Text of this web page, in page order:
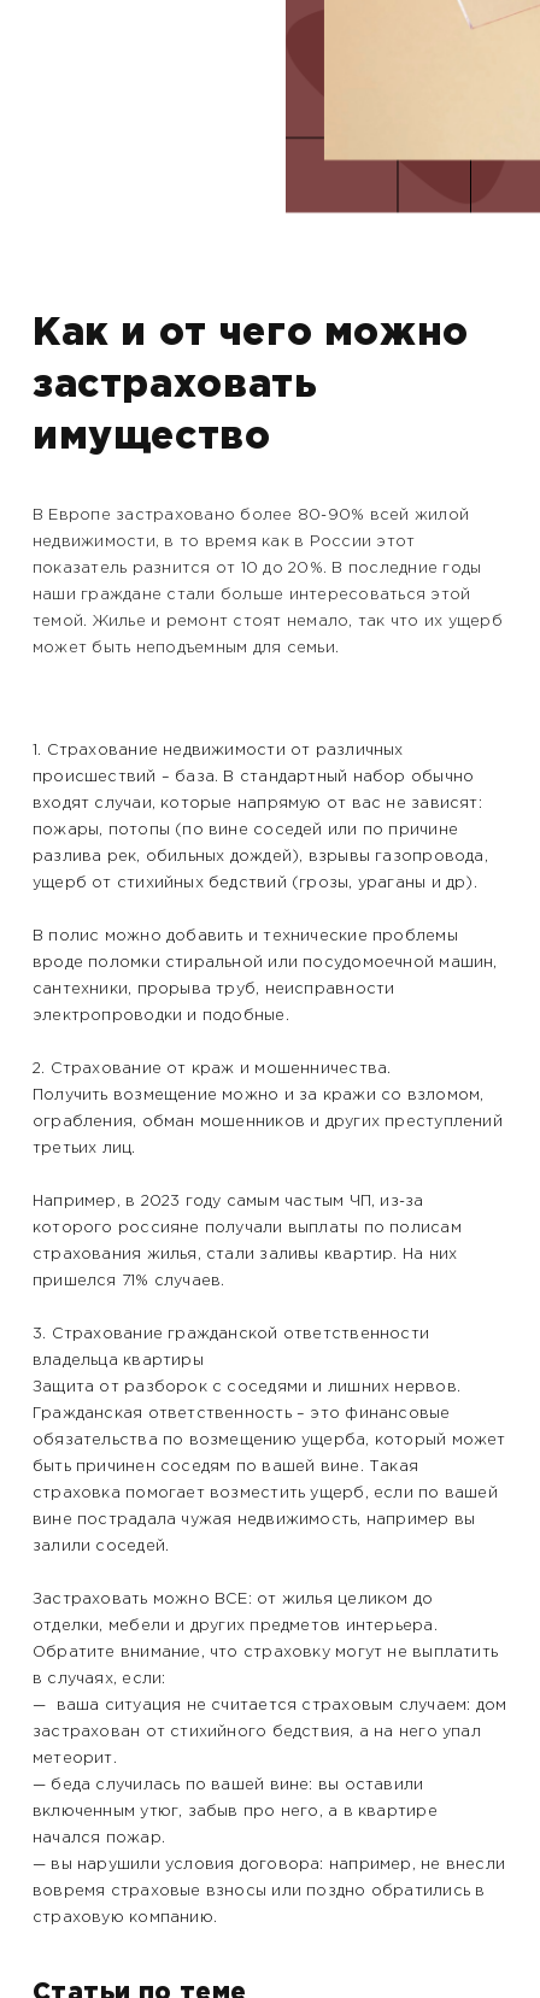
Как и от чего можно
застраховать
имущество
В Европе застраховано более 80-90% всей жилой
недвижимости, в то время как в России этот
показатель разнится от 10 до 20%. В последние годы
наши граждане стали больше интересоваться этой
темой. Жилье и ремонт стоят немало, так что их ущерб
может быть неподъемным для семьи.
1. Страхование недвижимости от различных
происшествий – база. В стандартный набор обычно
входят случаи, которые напрямую от вас не зависят:
пожары, потопы (по вине соседей или по причине
разлива рек, обильных дождей), взрывы газопровода,
ущерб от стихийных бедствий (грозы, ураганы и др).
В полис можно добавить и технические проблемы
вроде поломки стиральной или посудомоечной машин,
сантехники, прорыва труб, неисправности
электропроводки и подобные.
2. Страхование от краж и мошенничества.
Получить возмещение можно и за кражи со взломом,
ограбления, обман мошенников и других преступлений
третьих лиц.
Например, в 2023 году самым частым ЧП, из-за
которого россияне получали выплаты по полисам
страхования жилья, стали заливы квартир. На них
пришелся 71% случаев.
3. Страхование гражданской ответственности
владельца квартиры
Защита от разборок с соседями и лишних нервов.
Гражданская ответственность – это финансовые
обязательства по возмещению ущерба, который может
быть причинен соседям по вашей вине. Такая
страховка помогает возместить ущерб, если по вашей
вине пострадала чужая недвижимость, например вы
залили соседей.
Застраховать можно ВСЕ: от жилья целиком до
отделки, мебели и других предметов интерьера.
Обратите внимание, что страховку могут не выплатить
в случаях, если:
— ваша ситуация не считается страховым случаем: дом
застрахован от стихийного бедствия, а на него упал
метеорит.
— беда случилась по вашей вине: вы оставили
включенным утюг, забыв про него, а в квартире
начался пожар.
— вы нарушили условия договора: например, не внесли
вовремя страховые взносы или поздно обратились в
страховую компанию.
Статьи по теме